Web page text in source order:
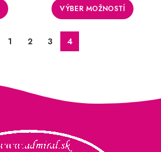
VÝBER MOŽNOSTÍ
1 2 3 4